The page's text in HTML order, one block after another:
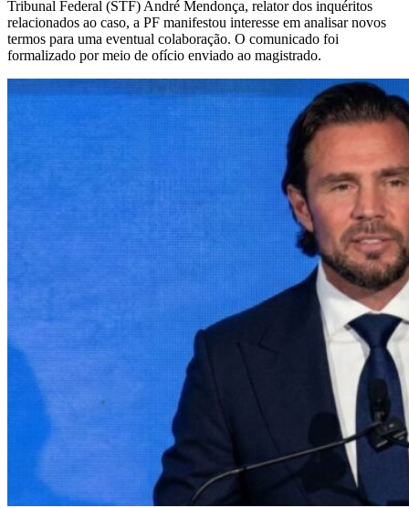
Tribunal Federal (STF) André Mendonça, relator dos inquéritos
relacionados ao caso, a PF manifestou interesse em analisar novos
termos para uma eventual colaboração. O comunicado foi
formalizado por meio de ofício enviado ao magistrado.